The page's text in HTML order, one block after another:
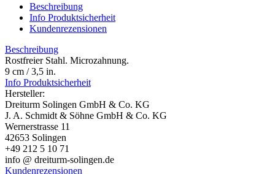
Beschreibung
Info Produktsicherheit
Kundenrezensionen
Beschreibung
Rostfreier Stahl. Microzahnung.
9 cm / 3,5 in.
Info Produktsicherheit
Hersteller:
Dreiturm Solingen GmbH & Co. KG
J. A. Schmidt & Söhne GmbH & Co. KG
Wernerstrasse 11
42653 Solingen
+49 212 5 10 71
info @ dreiturm-solingen.de
Kundenrezensionen